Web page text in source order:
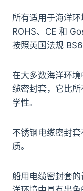
所有适用于海洋
ROHS、CE 和
按照英国法规
在大多数海洋环
缆密封套，它比
学性。
不锈钢电缆密封
质。
船用电缆密封套